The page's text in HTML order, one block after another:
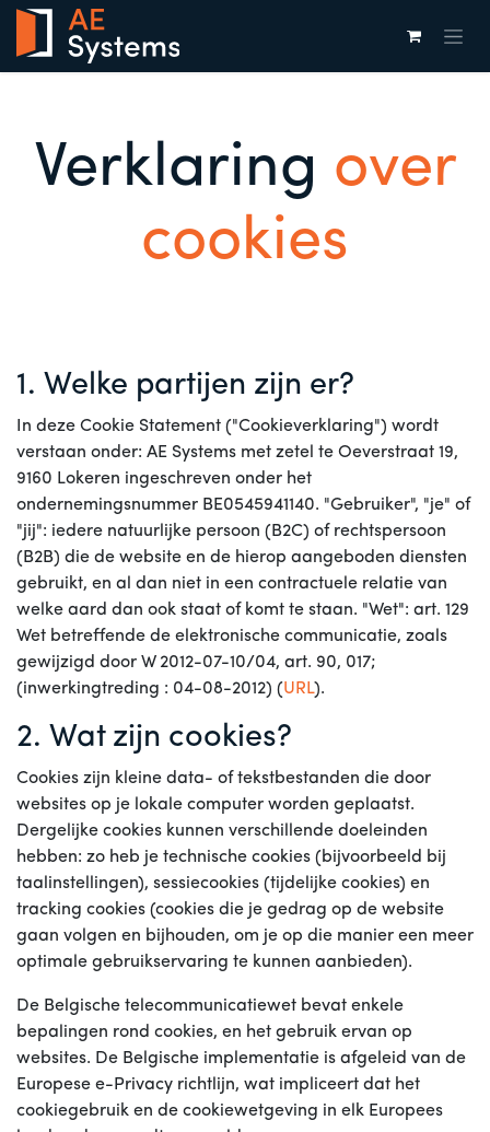
Overslaan naar inhoud
Verklaring over
cookies
1. Welke partijen zijn er?
In deze Cookie Statement ("Cookieverklaring") wordt
verstaan onder: AE Systems met zetel te Oeverstraat 19,
9160 Lokeren ingeschreven onder het
ondernemingsnummer BE0545941140. "Gebruiker", "je" of
"jij": iedere natuurlijke persoon (B2C) of rechtspersoon
(B2B) die de website en de hierop aangeboden diensten
gebruikt, en al dan niet in een contractuele relatie van
welke aard dan ook staat of komt te staan. "Wet": art. 129
Wet betreffende de elektronische communicatie, zoals
gewijzigd door W 2012-07-10/04, art. 90, 017;
(inwerkingtreding : 04-08-2012) (URL).
2. Wat zijn cookies?
Cookies zijn kleine data- of tekstbestanden die door
websites op je lokale computer worden geplaatst.
Dergelijke cookies kunnen verschillende doeleinden
hebben: zo heb je technische cookies (bijvoorbeeld bij
taalinstellingen), sessiecookies (tijdelijke cookies) en
tracking cookies (cookies die je gedrag op de website
gaan volgen en bijhouden, om je op die manier een meer
optimale gebruikservaring te kunnen aanbieden).
De Belgische telecommunicatiewet bevat enkele
bepalingen rond cookies, en het gebruik ervan op
websites. De Belgische implementatie is afgeleid van de
Europese e-Privacy richtlijn, wat impliceert dat het
cookiegebruik en de cookiewetgeving in elk Europees